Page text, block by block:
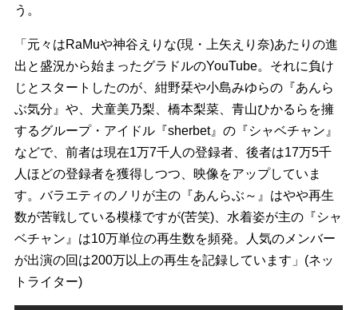
う。
「元々はRaMuや神谷えりな(現・上矢えり奈)あたりの進
出と盛況から始まったグラドルのYouTube。それに負け
じとスタートしたのが、紺野栞や小島みゆらの『あんら
ぶ気分』や、犬童美乃梨、橋本梨菜、青山ひかるらを擁
するグループ・アイドル『sherbet』の『シャベチャン』
などで、前者は現在1万7千人の登録者、後者は17万5千
人ほどの登録者を獲得しつつ、映像をアップしていま
す。バラエティのノリが主の『あんらぶ～』はやや再生
数が苦戦している模様ですが(苦笑)、水着姿が主の『シャ
ベチャン』は10万単位の再生数を頻発。人気のメンバー
が出演の回は200万以上の再生を記録しています」(ネッ
トライター)